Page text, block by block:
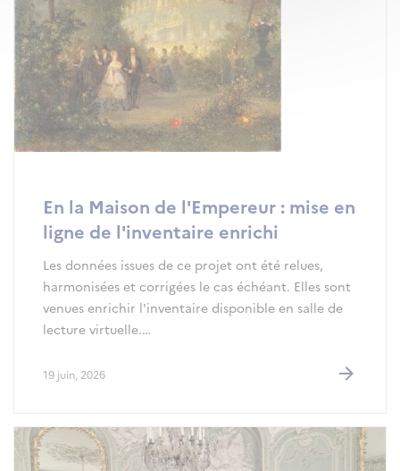
En la Maison de l'Empereur : mise en
ligne de l'inventaire enrichi
Les données issues de ce projet ont été relues,
harmonisées et corrigées le cas échéant. Elles sont
venues enrichir l'inventaire disponible en salle de
lecture virtuelle.…
19 juin, 2026